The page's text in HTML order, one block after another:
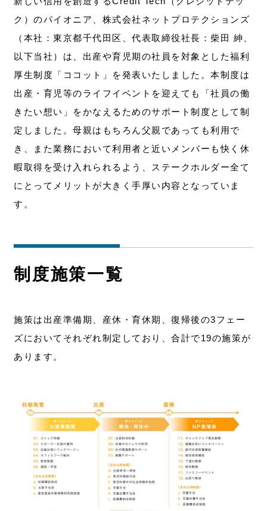
ク）のパイオニア、株式会社ネットプロテクションズ
（本社：東京都千代田区、代表取締役社長：柴田 紳、
以下当社）は、出産や育児期の社員を対象とした福利
厚生制度「ココット」を発表いたしました。本制度は
出産・育児等のライフイベントを迎えても「社員の働
きたい想い」をかなえるためのサポート制度として制
定しました。母親はもちろん父親であっても利用で
き、また業務において利用者と近いメンバーも快く休
暇取得を受け入れられるよう、ステークホルダー全て
にとってメリットが大きく手厚い内容となっていま
す。
制度施策一覧
施策は出産準備期、産休・育休期、復帰後の3フェー
ズにおいてそれぞれ制定しており、合計で19の施策が
あります。